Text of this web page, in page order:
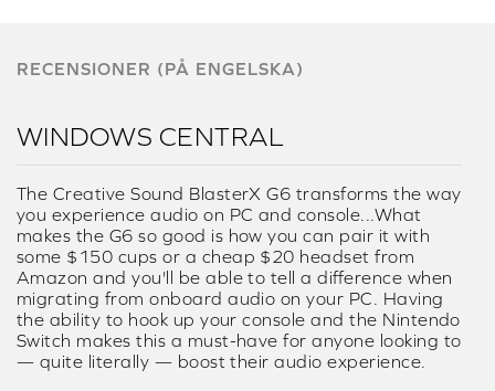
Audiofil Specifikationer
Sound BlasterX G6 fungerar som en 32-bit 384
kHz DAC med en väldigt hög dynamisk räckvidd
av 130 dB.